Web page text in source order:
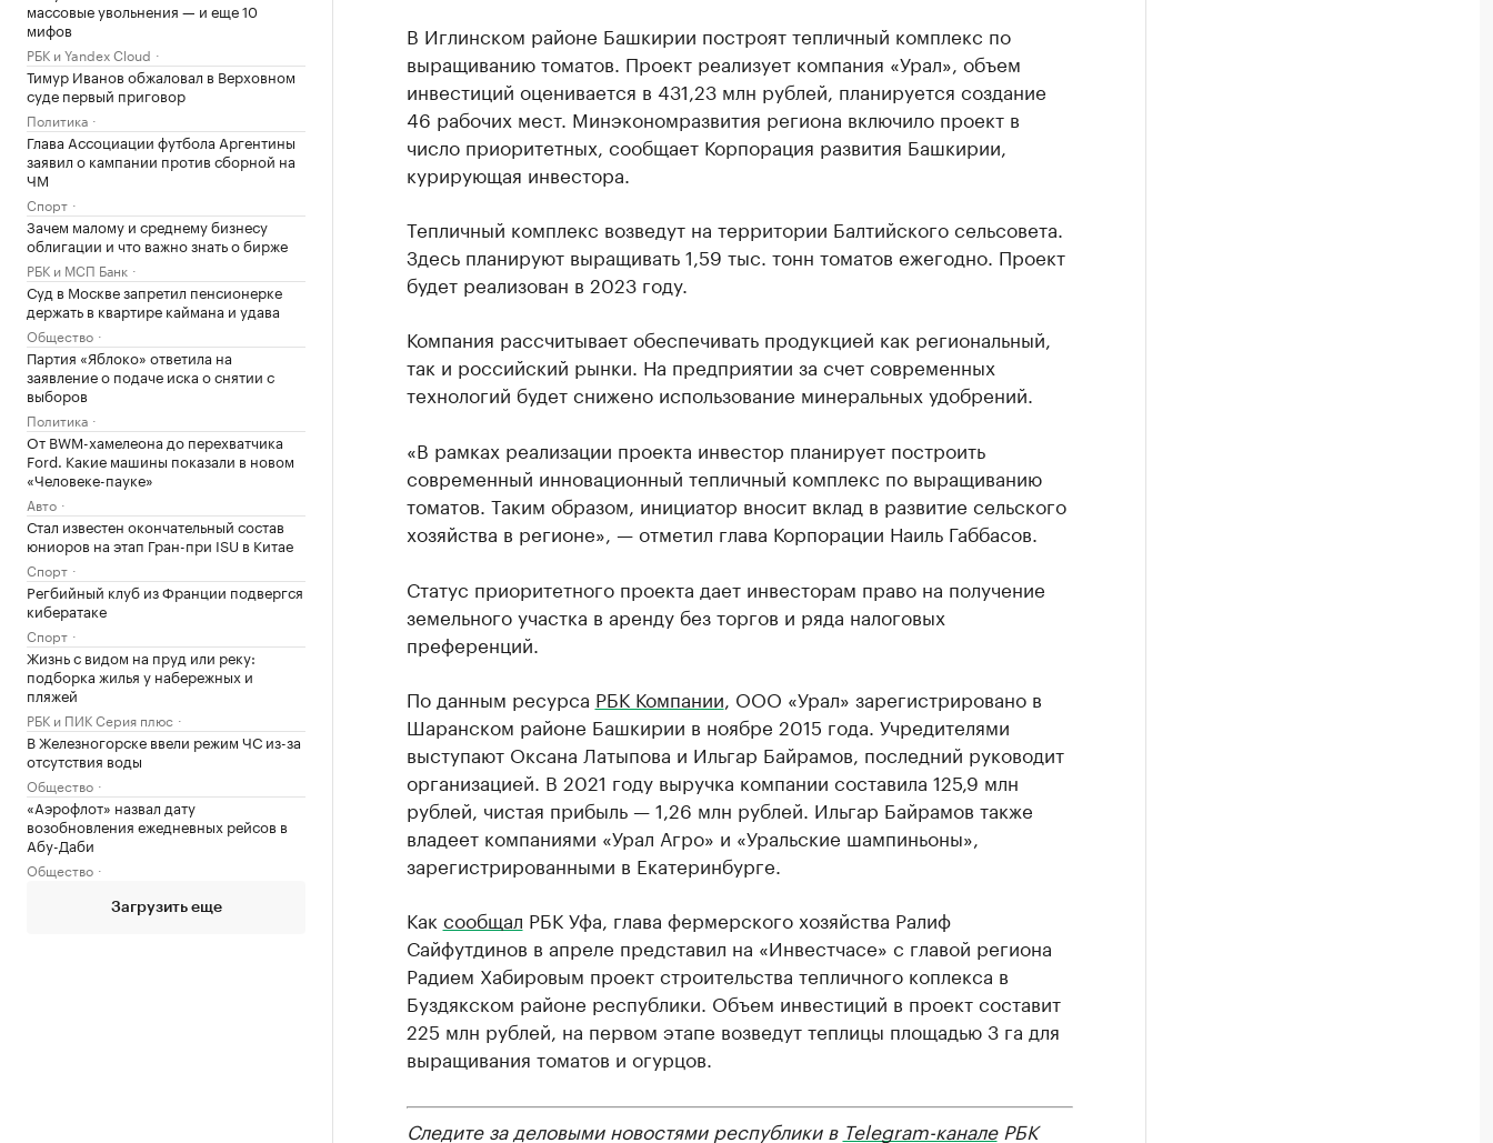
массовые увольнения — и еще 10
мифов
РБК и Yandex Cloud
Тимур Иванов обжаловал в Верховном
суде первый приговор
Политика
Глава Ассоциации футбола Аргентины
заявил о кампании против сборной на
ЧМ
Спорт
Зачем малому и среднему бизнесу
облигации и что важно знать о бирже
РБК и МСП Банк
Суд в Москве запретил пенсионерке
держать в квартире каймана и удава
Общество
Партия «Яблоко» ответила на
заявление о подаче иска о снятии с
выборов
Политика
От BWM-хамелеона до перехватчика
Ford. Какие машины показали в новом
«Человеке-пауке»
Авто
Стал известен окончательный состав
юниоров на этап Гран-при ISU в Китае
Спорт
Регбийный клуб из Франции подвергся
кибератаке
Спорт
Жизнь с видом на пруд или реку:
подборка жилья у набережных и
пляжей
РБК и ПИК Серия плюс
В Железногорске ввели режим ЧС из-за
отсутствия воды
Общество
«Аэрофлот» назвал дату
возобновления ежедневных рейсов в
Абу-Даби
Общество
Загрузить еще
В Иглинском районе Башкирии построят тепличный комплекс по
выращиванию томатов. Проект реализует компания «Урал», объем
инвестиций оценивается в 431,23 млн рублей, планируется создание
46 рабочих мест. Минэкономразвития региона включило проект в
число приоритетных, сообщает Корпорация развития Башкирии,
курирующая инвестора.
Тепличный комплекс возведут на территории Балтийского сельсовета.
Здесь планируют выращивать 1,59 тыс. тонн томатов ежегодно. Проект
будет реализован в 2023 году.
Компания рассчитывает обеспечивать продукцией как региональный,
так и российский рынки. На предприятии за счет современных
технологий будет снижено использование минеральных удобрений.
«В рамках реализации проекта инвестор планирует построить
современный инновационный тепличный комплекс по выращиванию
томатов. Таким образом, инициатор вносит вклад в развитие сельского
хозяйства в регионе», — отметил глава Корпорации Наиль Габбасов.
Статус приоритетного проекта дает инвесторам право на получение
земельного участка в аренду без торгов и ряда налоговых
преференций.
По данным ресурса РБК Компании , ООО «Урал» зарегистрировано в
Шаранском районе Башкирии в ноябре 2015 года. Учредителями
выступают Оксана Латыпова и Ильгар Байрамов, последний руководит
организацией. В 2021 году выручка компании составила 125,9 млн
рублей, чистая прибыль — 1,26 млн рублей. Ильгар Байрамов также
владеет компаниями «Урал Агро» и «Уральские шампиньоны»,
зарегистрированными в Екатеринбурге.
Как сообщал РБК Уфа, глава фермерского хозяйства Ралиф
Сайфутдинов в апреле представил на «Инвестчасе» с главой региона
Радием Хабировым проект строительства тепличного коплекса в
Буздякском районе республики. Объем инвестиций в проект составит
225 млн рублей, на первом этапе возведут теплицы площадью 3 га для
выращивания томатов и огурцов.
Следите за деловыми новостями республики в Telegram-каналеРБК